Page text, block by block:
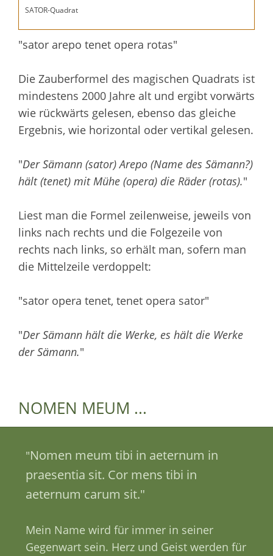
SATOR-Quadrat
"sator arepo tenet opera rotas"
Die Zauberformel des magischen Quadrats ist
mindestens 2000 Jahre alt und ergibt vorwärts
wie rückwärts gelesen, ebenso das gleiche
Ergebnis, wie horizontal oder vertikal gelesen.
"Der Sämann (sator) Arepo (Name des Sämann?)
hält (tenet) mit Mühe (opera) die Räder (rotas)."
Liest man die Formel zeilenweise, jeweils von
links nach rechts und die Folgezeile von
rechts nach links, so erhält man, sofern man
die Mittelzeile verdoppelt:
"sator opera tenet, tenet opera sator"
"Der Sämann hält die Werke, es hält die Werke
der Sämann."
NOMEN MEUM ...
"Nomen meum tibi in aeternum in
praesentia sit. Cor mens tibi in
aeternum carum sit."
Mein Name wird für immer in seiner
Gegenwart sein. Herz und Geist werden für